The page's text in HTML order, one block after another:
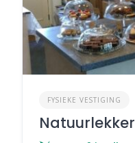
FYSIEKE VESTIGING
Natuurlekker